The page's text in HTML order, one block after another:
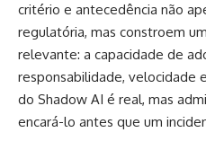
critério e antecedência não
regulatória, mas constroem
relevante: a capacidade de
responsabilidade, velocidade
do Shadow AI é real, mas
encará-lo antes que um